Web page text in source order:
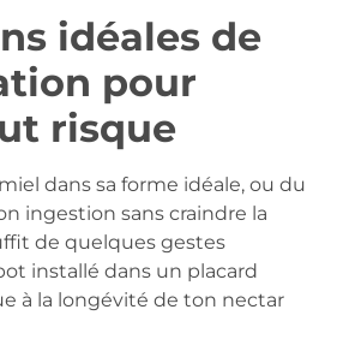
idéales de
pour
risque
dans sa forme idéale, ou du
ingestion sans craindre la
de quelques gestes
installé dans un placard
à la longévité de ton nectar